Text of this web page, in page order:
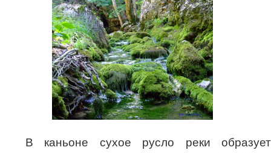
В каньоне сухое русло реки образует